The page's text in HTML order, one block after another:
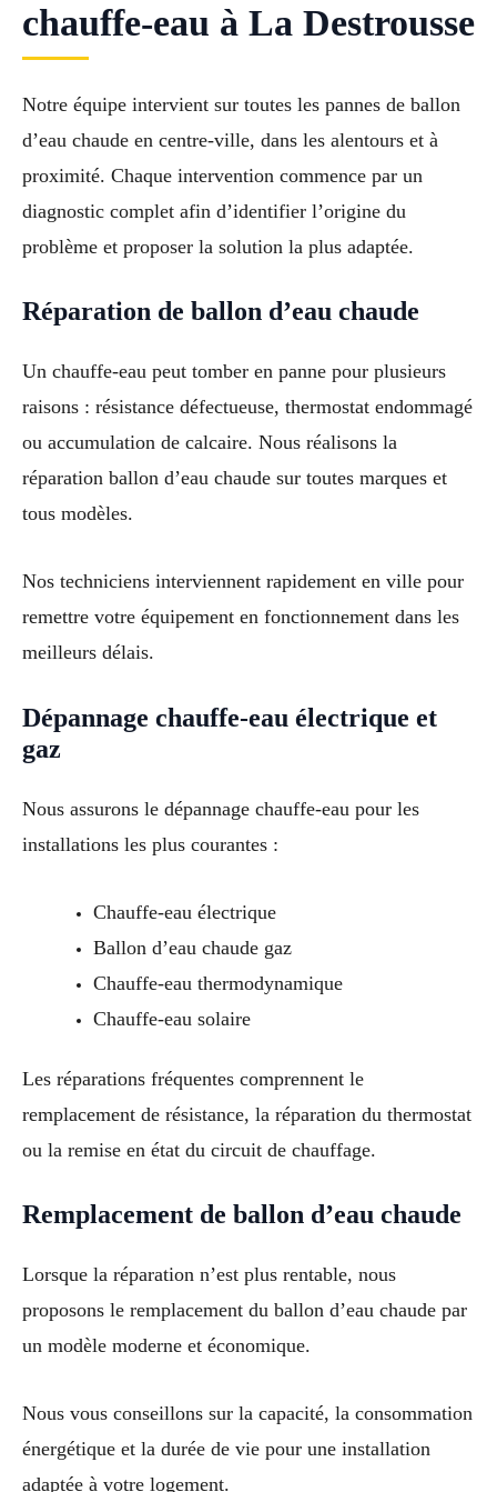
chauffe-eau à La Destrousse
Notre équipe intervient sur toutes les pannes de ballon
d’eau chaude en centre-ville, dans les alentours et à
proximité. Chaque intervention commence par un
diagnostic complet afin d’identifier l’origine du
problème et proposer la solution la plus adaptée.
Réparation de ballon d’eau chaude
Un chauffe-eau peut tomber en panne pour plusieurs
raisons : résistance défectueuse, thermostat endommagé
ou accumulation de calcaire. Nous réalisons la
réparation ballon d’eau chaude sur toutes marques et
tous modèles.
Nos techniciens interviennent rapidement en ville pour
remettre votre équipement en fonctionnement dans les
meilleurs délais.
Dépannage chauffe-eau électrique et
gaz
Nous assurons le dépannage chauffe-eau pour les
installations les plus courantes :
Chauffe-eau électrique
Ballon d’eau chaude gaz
Chauffe-eau thermodynamique
Chauffe-eau solaire
Les réparations fréquentes comprennent le
remplacement de résistance, la réparation du thermostat
ou la remise en état du circuit de chauffage.
Remplacement de ballon d’eau chaude
Lorsque la réparation n’est plus rentable, nous
proposons le remplacement du ballon d’eau chaude par
un modèle moderne et économique.
Nous vous conseillons sur la capacité, la consommation
énergétique et la durée de vie pour une installation
adaptée à votre logement.